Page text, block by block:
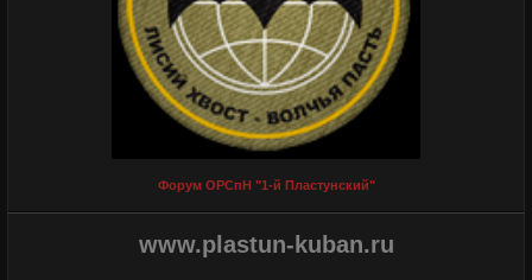
Форум ОРСпН "1-й Пластунский"
www.plastun-kuban.ru